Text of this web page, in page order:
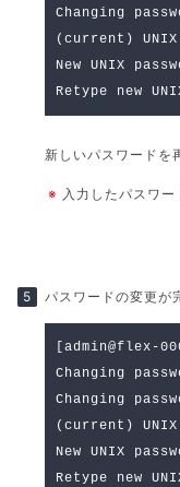
Changing
(current) UNIX
New UNIX
Retype new
新しいパスワードを
※ 入力したパスワー
パスワードの変更が
[admin@flex-
Changing
Changing
(current) UNIX
New UNIX
Retype new